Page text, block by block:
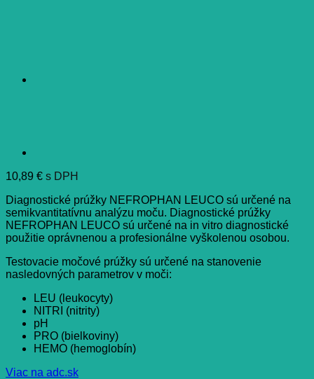
10,89 € s DPH
Diagnostické prúžky NEFROPHAN LEUCO sú určené na
semikvantitatívnu analýzu moču. Diagnostické prúžky
NEFROPHAN LEUCO sú určené na in vitro diagnostické
použitie oprávnenou a profesionálne vyškolenou osobou.
Testovacie močové prúžky sú určené na stanovenie
nasledovných parametrov v moči:
LEU (leukocyty)
NITRI (nitrity)
pH
PRO (bielkoviny)
HEMO (hemoglobín)
Viac na adc.sk